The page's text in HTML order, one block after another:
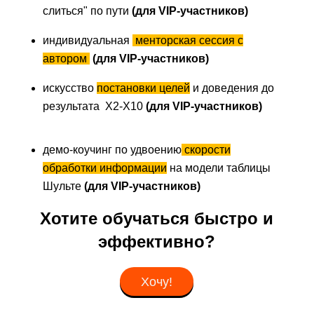
слиться" по пути (для VIP-участников)
индивидуальная менторская сессия с
автором (для VIP-участников)
искусство постановки целей и доведения до
результата Х2-Х10 (для VIP-участников)
демо-коучинг по удвоениюскорости
обработки информации на модели таблицы
Шульте (для VIP-участников)
Хотите обучаться быстро и
эффективно?
Хочу!